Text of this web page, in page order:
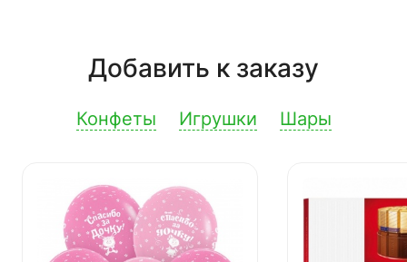
Добавить к заказу
Конфеты Игрушки Шары